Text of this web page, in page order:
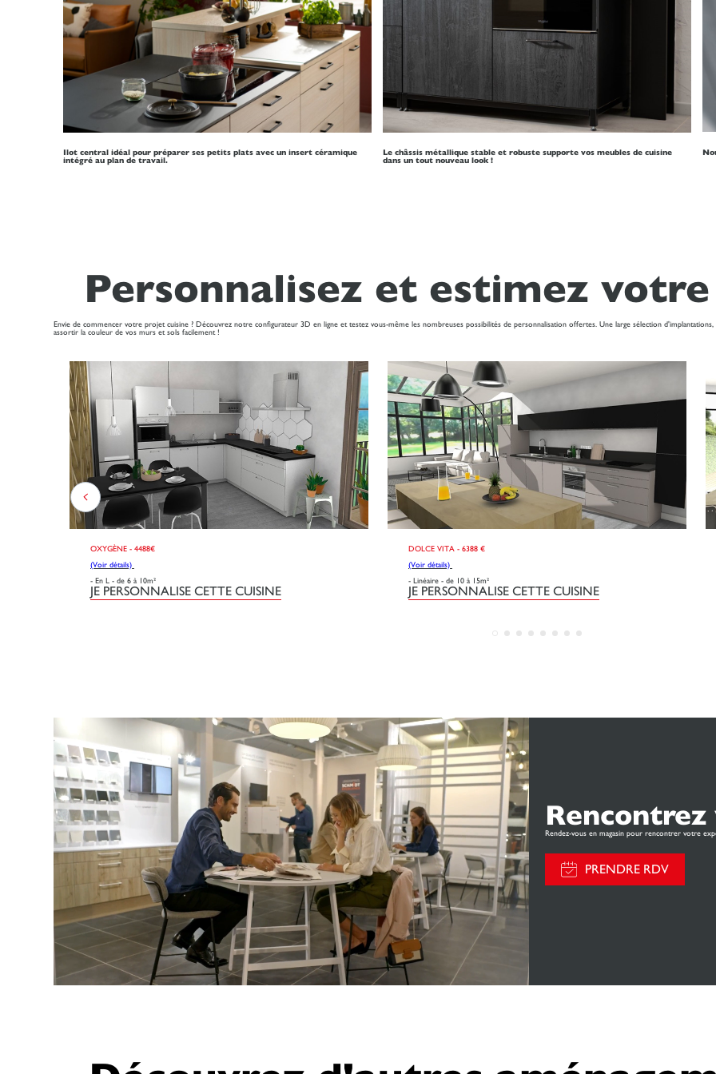
Ilot central idéal pour préparer ses petits plats avec un insert céramique
intégré au plan de travail.
Le châssis métallique stable et robuste supporte vos meubles de cuisine
dans un tout nouveau look !
Personnalisez et estimez
Envie de commencer votre projet cuisine ? Découvrez notre configurateur 3D en ligne et testez vous-même les nombreuses possibilités de personnalisation offertes. Une large sélection
assortir la couleur de vos murs et sols facilement !
OXYGÈNE - 4488€
(Voir détails)
- En L - de 6 à 10m²
JE PERSONNALISE CETTE CUISINE
DOLCE VITA - 6388 €
(Voir détails)
- Linéaire - de 10 à 15m²
JE PERSONNALISE CETTE CUISINE
Rendez-vous en magasin pour rencontrer votre
PRENDRE RDV